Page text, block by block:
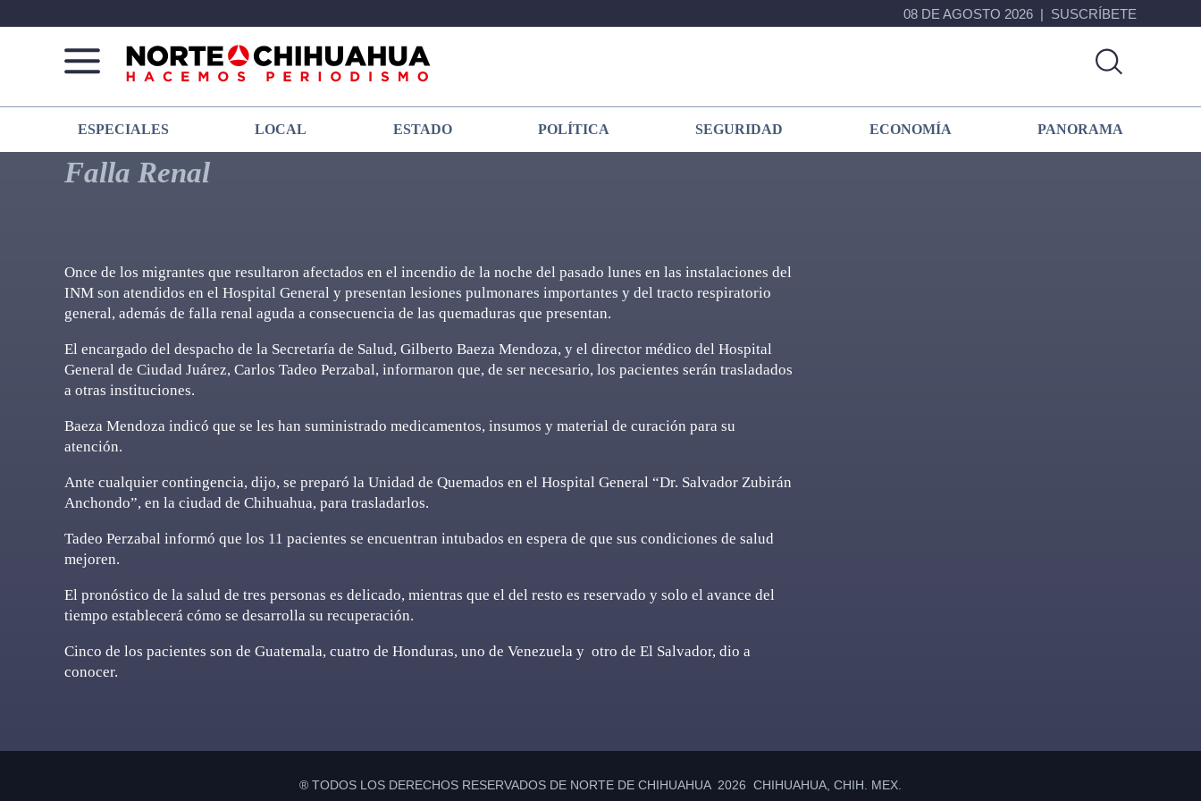
08 DE AGOSTO 2026 SUSCRÍBETE
Norte
De
Chihuahua
Más
que
noticias,
hacemos periodismo
ESPECIALES LOCAL ESTADO POLÍTICA SEGURIDAD ECONOMÍA PANORAMA
Falla Renal
Once de los migrantes que resultaron afectados en el incendio de la noche del pasado lunes en las instalaciones del
INM son atendidos en el Hospital General y presentan lesiones pulmonares importantes y del tracto respiratorio
general, además de falla renal aguda a consecuencia de las quemaduras que presentan.
El encargado del despacho de la Secretaría de Salud, Gilberto Baeza Mendoza, y el director médico del Hospital
General de Ciudad Juárez, Carlos Tadeo Perzabal, informaron que, de ser necesario, los pacientes serán trasladados
a otras instituciones.
Baeza Mendoza indicó que se les han suministrado medicamentos, insumos y material de curación para su
atención.
Ante cualquier contingencia, dijo, se preparó la Unidad de Quemados en el Hospital General “Dr. Salvador Zubirán
Anchondo”, en la ciudad de Chihuahua, para trasladarlos.
Tadeo Perzabal informó que los 11 pacientes se encuentran intubados en espera de que sus condiciones de salud
mejoren.
El pronóstico de la salud de tres personas es delicado, mientras que el del resto es reservado y solo el avance del
tiempo establecerá cómo se desarrolla su recuperación.
Cinco de los pacientes son de Guatemala, cuatro de Honduras, uno de Venezuela y otro de El Salvador, dio a
conocer.
® TODOS LOS DERECHOS RESERVADOS DE NORTE DE CHIHUAHUA 2026 CHIHUAHUA, CHIH. MEX.